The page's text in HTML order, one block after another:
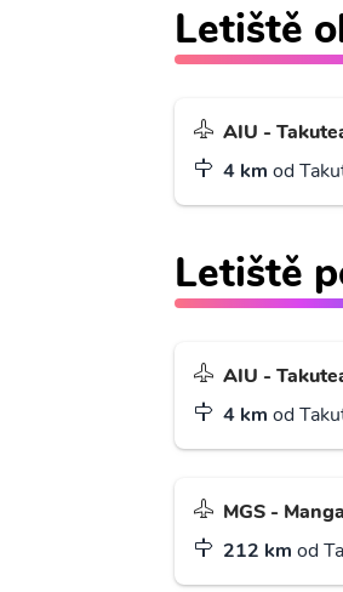
Letiště
AIU -
4 km od
Letiště
AIU -
4 km od
MGS -
212 km od